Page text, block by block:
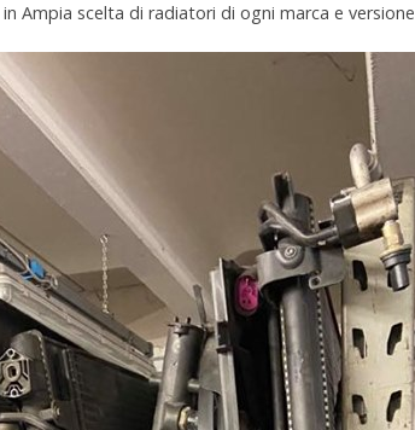
in Ampia scelta di radiatori di ogni marca e versione